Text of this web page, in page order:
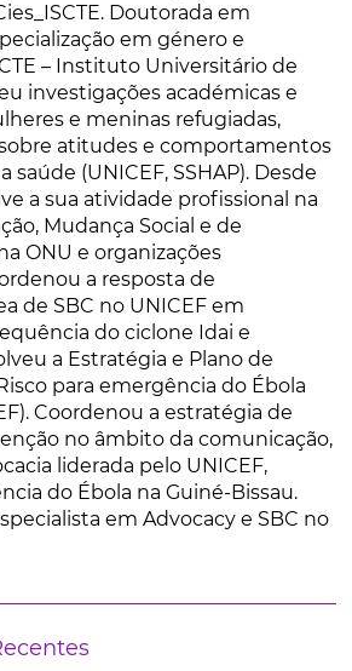
Doutorada em
em género e
– Instituto Universitário de
investigações académicas e
e meninas refugiadas,
atitudes e comportamentos
saúde (UNICEF, SSHAP). Desde
a sua atividade profissional na
Mudança Social e de
ONU e organizações
a resposta de
de SBC no UNICEF em
do ciclone Idai e
a Estratégia e Plano de
para emergência do Ébola
Coordenou a estratégia de
no âmbito da comunicação,
liderada pelo UNICEF,
do Ébola na Guiné-Bissau.
em Advocacy e SBC no